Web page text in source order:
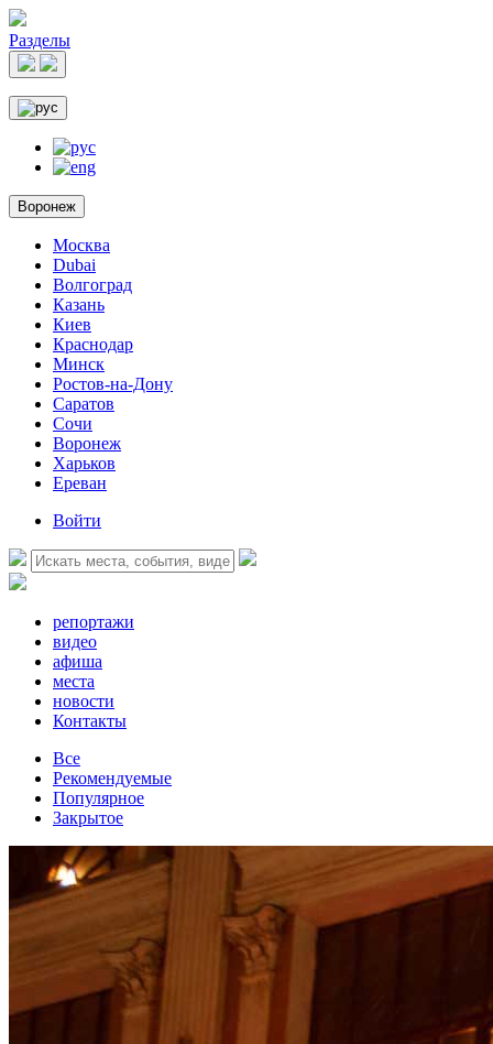
Разделы
Воронеж
Москва
Dubai
Волгоград
Казань
Киев
Краснодар
Минск
Ростов-на-Дону
Саратов
Сочи
Воронеж
Харьков
Ереван
Войти
репортажи
видео
афиша
места
новости
Контакты
Все
Рекомендуемые
Популярное
Закрытое